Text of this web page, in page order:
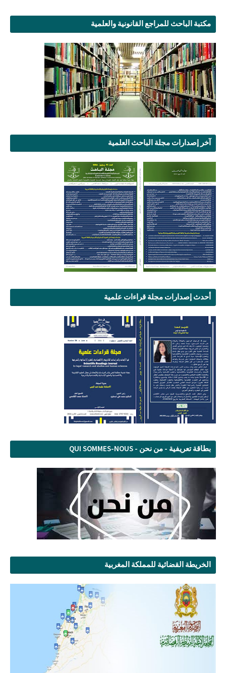
مكتبة الباحث للمراجع القانونية والعلمية
آخر إصدارات مجلة الباحث العلمية
أحدث إصدارات مجلة قراءات علمية
بطاقة تعريفية - من نحن - QUI SOMMES-NOUS
الخريطة القضائية للمملكة المغربية